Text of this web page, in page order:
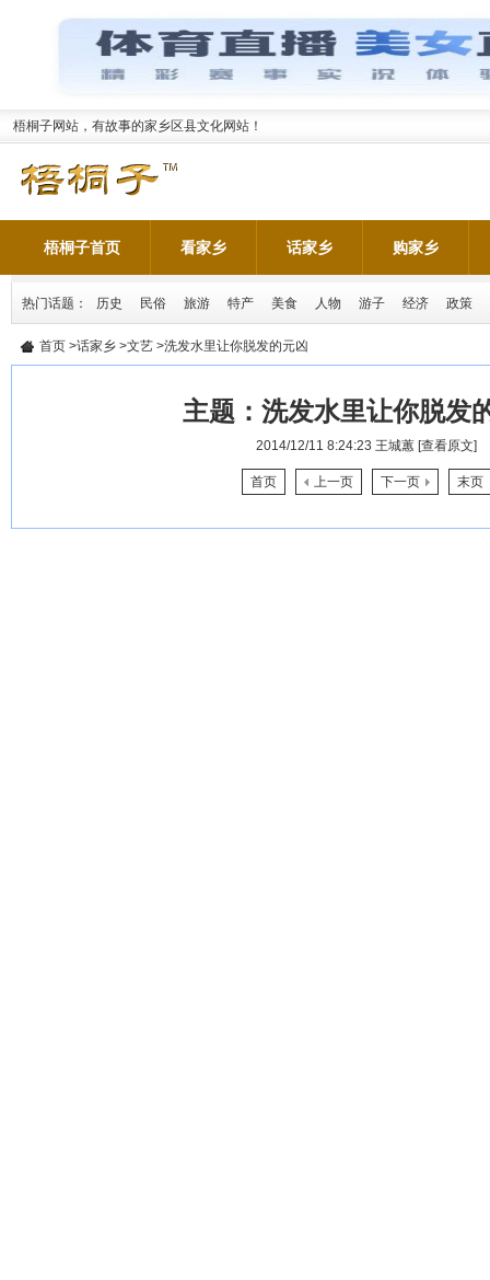
梧桐子网站，有故事的家乡区县文化网站！
梧桐子首页 看家乡 话家乡 购家乡
热门话题： 历史 民俗 旅游 特产 美食 人物 游子 经济 政策
首页 >话家乡 >文艺 >洗发水里让你脱发的元凶
主题： 洗发水里让你脱发
2014/12/11 8:24:23 王城蕙 [查看原文]
首页 上一页 下一页 末页